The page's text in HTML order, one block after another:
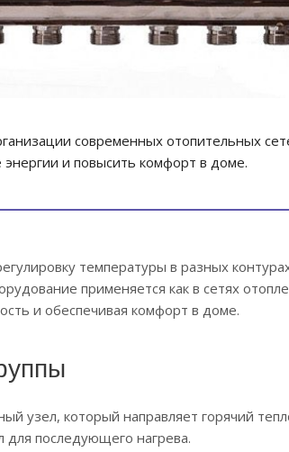
современных отопительных
и повысить комфорт в доме.
температуры в разных
применяется как в сетях
и обеспечивая комфорт в доме.
узел, который направляет горячий
последующего нагрева.